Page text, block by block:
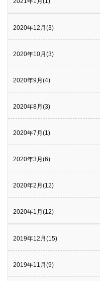
2020年12月(3)
2020年10月(3)
2020年9月(4)
2020年8月(3)
2020年7月(1)
2020年3月(6)
2020年2月(12)
2020年1月(12)
2019年12月(15)
2019年11月(9)